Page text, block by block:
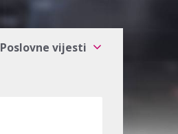
Poslovne vijesti